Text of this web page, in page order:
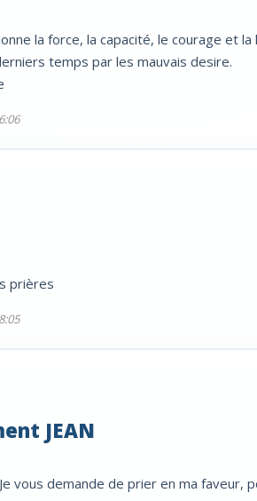
la force, la capacité, le courage et la
temps par les mauvais desire.
prières
JEAN
vous demande de prier en ma